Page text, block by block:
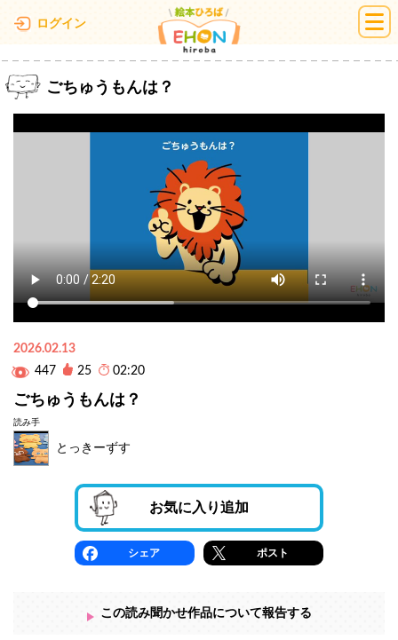
ログイン 絵本ひろば
ごちゅうもんは？
2026.02.13
447
25 02:20
ごちゅうもんは？
読み手
とっきーずす
お気に入り追加
シェア ポスト
この読み聞かせ作品について報告する